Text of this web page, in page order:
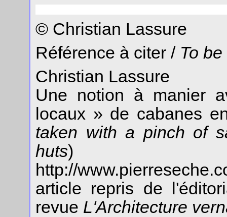
© Christian Lassure
Référence à citer / To
Christian Lassure
Une notion à manier
locaux » de cabanes
taken with a pinch of
huts)
http://
article repris de
revue L'Architecture